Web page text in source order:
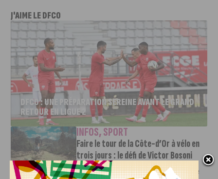
J'AIME LE DFCO
DFCO : UNE PRÉPARATION SEREINE AVANT LE GRAND
RETOUR EN LIGUE 2
INFOS,SPORT
Faire le tour de la Côte-d’Or à vélo en
trois jours : le défi de Victor Bosoni
5 AOÛT, 2026
Le challenge que s’apprête à relever l’ultra-cycliste